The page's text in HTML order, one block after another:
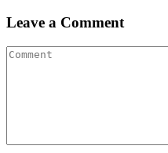
Leave a Comment